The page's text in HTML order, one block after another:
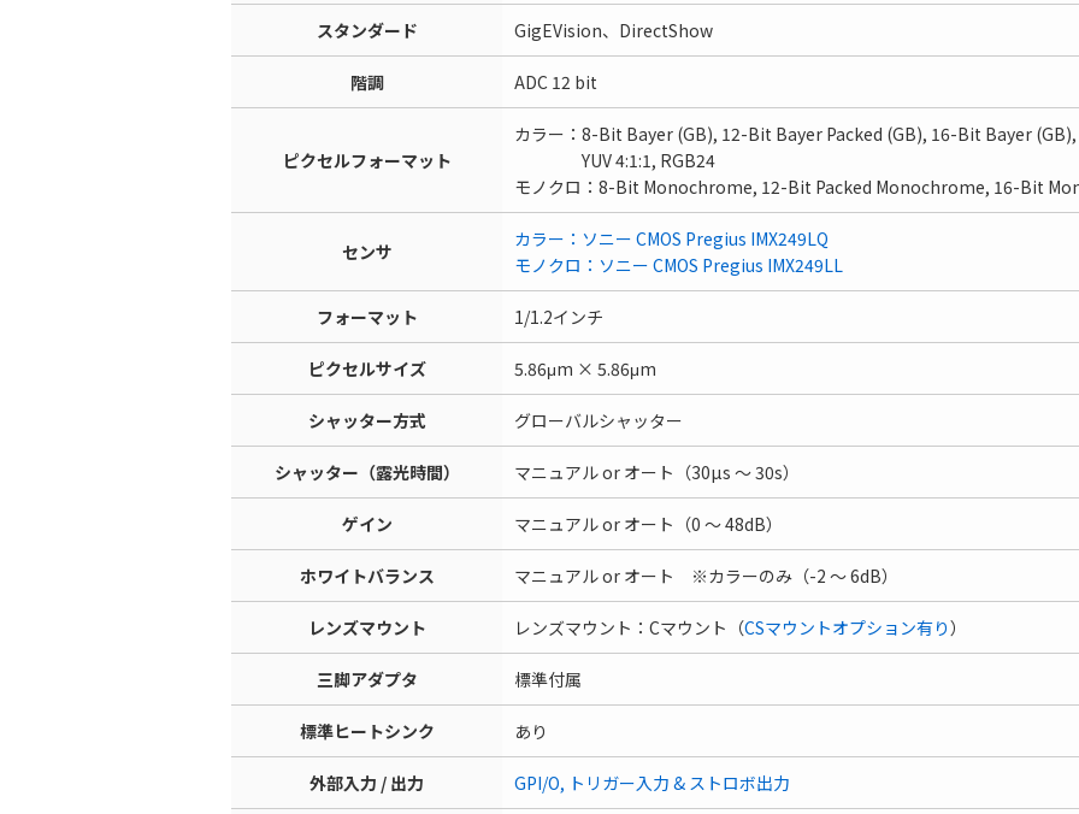
スタンダード GigEVision、DirectShow
階調 ADC 12 bit
ピクセルフォーマット
カラー：8-Bit Bayer (GB), 12-Bit Bayer Packed (GB), 16-Bit Bayer (GB),
YUV 4:1:1, RGB24
モノクロ：8-Bit Monochrome, 12-Bit Packed Monochrome, 16-Bit
センサ
カラー：ソニー CMOS Pregius IMX249LQ
モノクロ：ソニー CMOS Pregius IMX249LL
フォーマット 1/1.2インチ
ピクセルサイズ 5.86μm × 5.86μm
シャッター方式 グローバルシャッター
シャッター（露光時間） マニュアル or オート（30µs ～ 30s）
ゲイン マニュアル or オート（0 ～ 48dB）
ホワイトバランス マニュアル or オート ※カラーのみ（-2 ～ 6dB）
レンズマウント レンズマウント：Cマウント（CSマウントオプション有り）
三脚アダプタ 標準付属
標準ヒートシンク あり
外部入力 / 出力 GPI/O, トリガー入力 & ストロボ出力